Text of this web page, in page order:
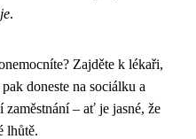
.
Zajděte k lékaři,
doneste na sociálku a
– ať je jasné, že
lhůtě.